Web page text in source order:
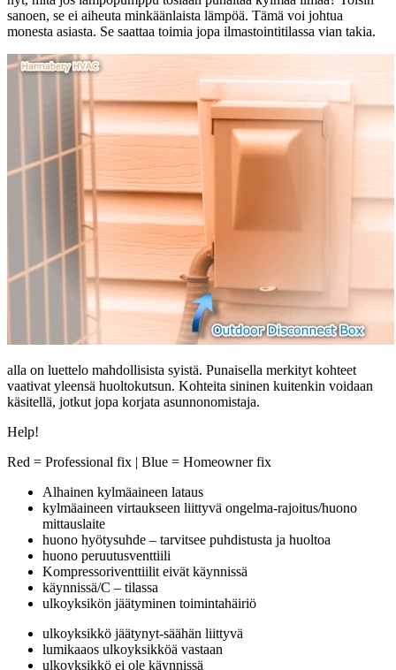
sanoen, se ei aiheuta minkäänlaista lämpöä. Tämä voi johtua
monesta asiasta. Se saattaa toimia jopa ilmastointitilassa vian takia.
alla on luettelo mahdollisista syistä. Punaisella merkityt kohteet
vaativat yleensä huoltokutsun. Kohteita sininen kuitenkin voidaan
käsitellä, jotkut jopa korjata asunnonomistaja.
Help!
Red = Professional fix | Blue = Homeowner fix
Alhainen kylmäaineen lataus
kylmäaineen virtaukseen liittyvä ongelma-rajoitus/huono
mittauslaite
huono hyötysuhde – tarvitsee puhdistusta ja huoltoa
huono peruutusventtiili
Kompressoriventtiilit eivät käynnissä
käynnissä/C – tilassa
ulkoyksikön jäätyminen toimintahäiriö
ulkoyksikkö jäätynyt-säähän liittyvä
lumikaaos ulkoyksikköä vastaan
ulkoyksikkö ei ole käynnissä